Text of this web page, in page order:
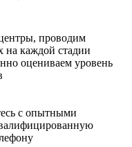
проводим
на каждой стадии
оцениваем уровень
с опытными